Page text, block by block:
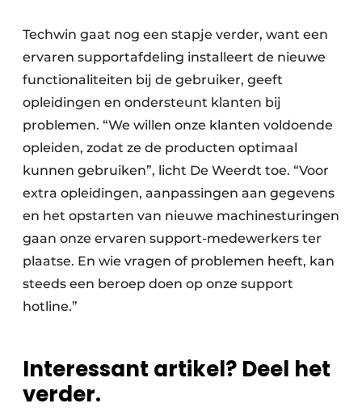
Techwin gaat nog een stapje verder, want een
ervaren supportafdeling installeert de nieuwe
functionaliteiten bij de gebruiker, geeft
opleidingen en ondersteunt klanten bij
problemen. “We willen onze klanten voldoende
opleiden, zodat ze de producten optimaal
kunnen gebruiken”, licht De Weerdt toe. “Voor
extra opleidingen, aanpassingen aan gegevens
en het opstarten van nieuwe machinesturingen
gaan onze ervaren support-medewerkers ter
plaatse. En wie vragen of problemen heeft, kan
steeds een beroep doen op onze support
hotline.”
Interessant artikel? Deel het
verder.